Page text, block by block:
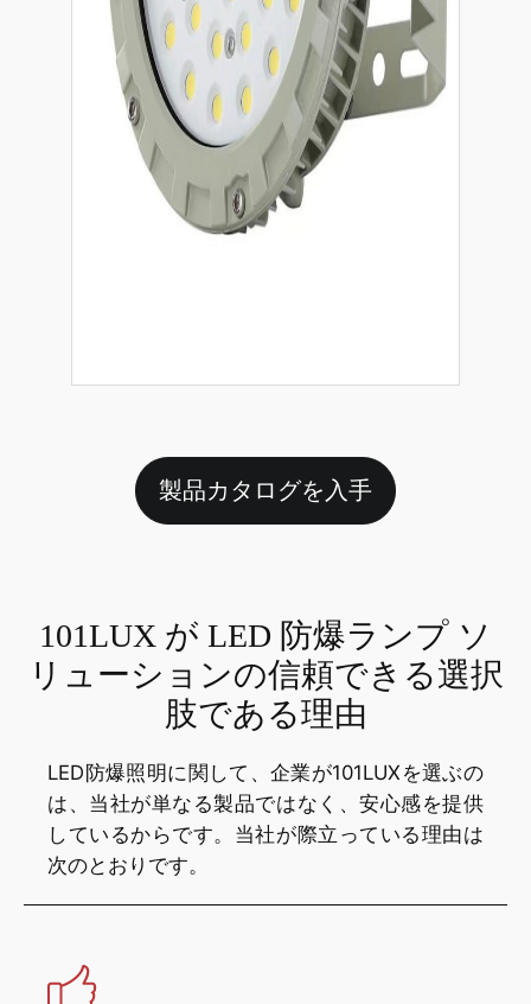
製品カタログを入手
101LUX が LED 防爆ランプ ソ
リューションの信頼できる選択
肢である理由
LED防爆照明に関して、企業が101LUXを選ぶの
は、当社が単なる製品ではなく、安心感を提供
しているからです。当社が際立っている理由は
次のとおりです。